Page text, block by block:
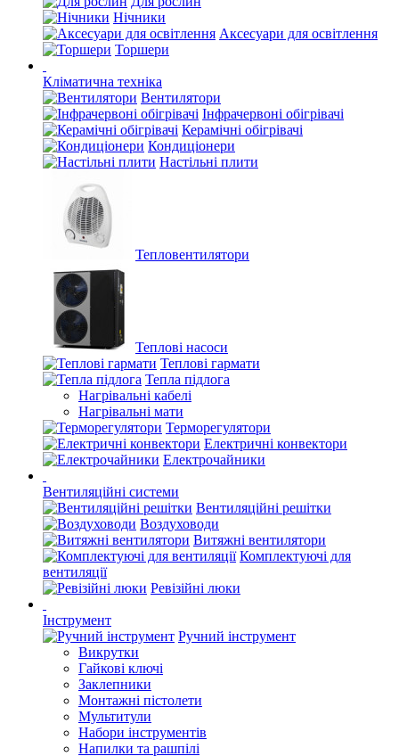
Нічники
Аксесуари для освітлення
Торшери
Кліматична техніка
Вентилятори
Інфрачервоні обігрівачі
Керамічні обігрівачі
Кондиціонери
Настільні плити
Тепловентилятори
Теплові насоси
Теплові гармати
Тепла підлога
Нагрівальні кабелі
Нагрівальні мати
Терморегулятори
Електричні конвектори
Електрочайники
Вентиляційні системи
Вентиляційні решітки
Воздуховоди
Витяжні вентилятори
Комплектуючі для
вентиляції
Ревізійні люки
Інструмент
Ручний інструмент
Викрутки
Гайкові ключі
Заклепники
Монтажні пістолети
Мультитули
Набори інструментів
Напилки та рашпілі